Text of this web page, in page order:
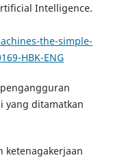
Intelligence.
the-simple-
HBK-ENG
yang ditamatkan
ketenagakerjaan